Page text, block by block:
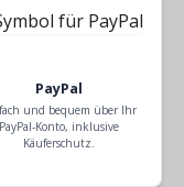
PayPal
und bequem über Ihr
PayPal-Konto, inklusive
Käuferschutz.